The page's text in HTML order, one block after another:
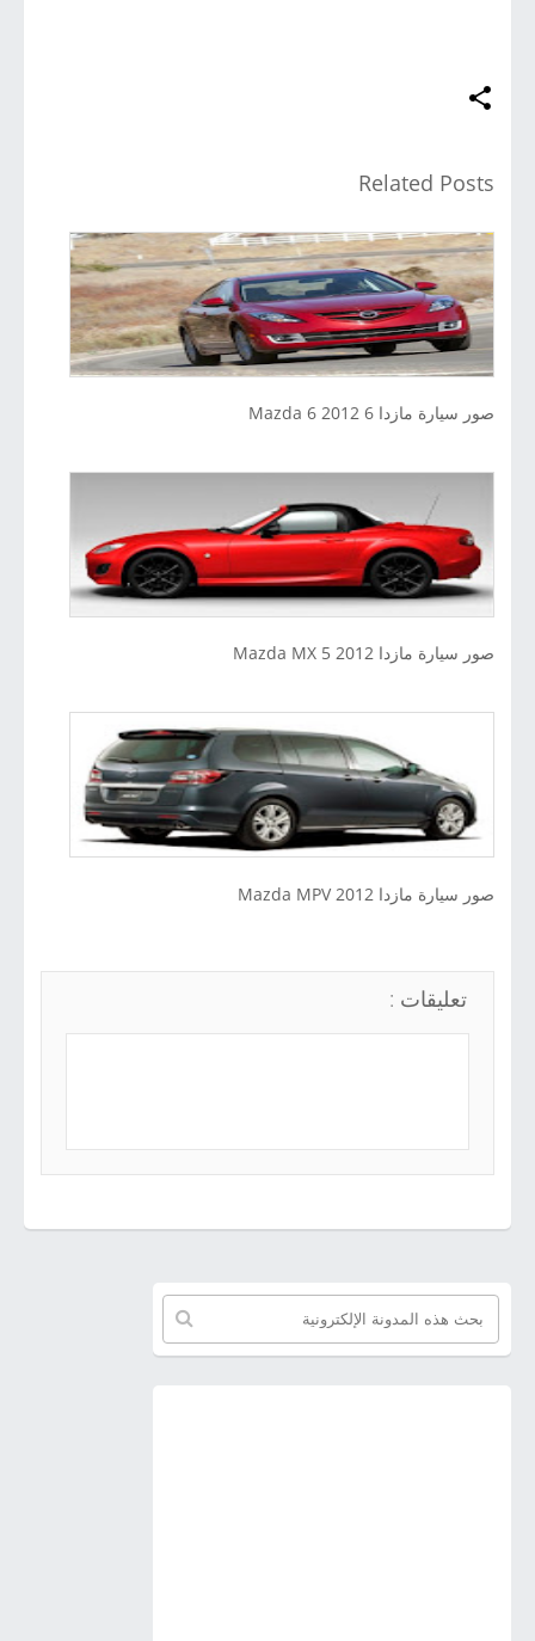
Related Posts
صور سيارة مازدا 6 2012 Mazda 6
صور سيارة مازدا Mazda MX 5 2012
صور سيارة مازدا Mazda MPV 2012
تعليقات :